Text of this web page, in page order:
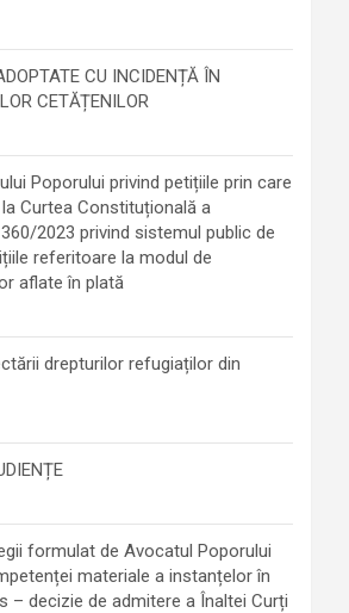
CU INCIDENȚĂ ÎN
CETĂȚENILOR
Poporului privind petițiile prin care
Curtea Constituțională a
2023 privind sistemul public de
referitoare la modul de
aflate în plată
drepturilor refugiaților din
formulat de Avocatul Poporului
materiale a instanțelor în
– decizie de admitere a Înaltei Curți